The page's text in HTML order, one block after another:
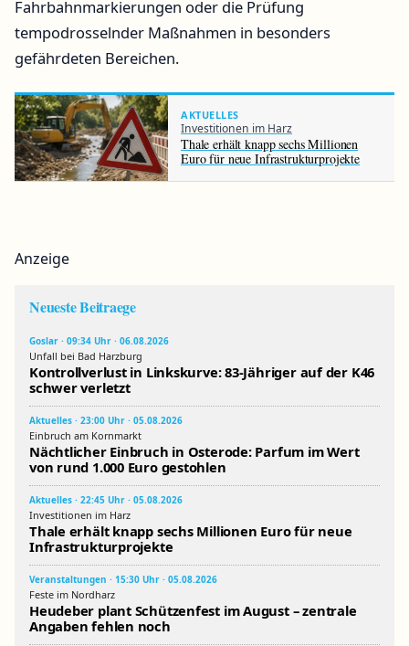
Fahrbahnmarkierungen oder die Prüfung
tempodrosselnder Maßnahmen in besonders
gefährdeten Bereichen.
AKTUELLES
Investitionen im Harz
Thale erhält knapp sechs Millionen
Euro für neue Infrastrukturprojekte
Anzeige
Neueste Beitraege
Goslar · 09:34 Uhr · 06.08.2026
Unfall bei Bad Harzburg
Kontrollverlust in Linkskurve: 83-Jähriger auf der K46
schwer verletzt
Aktuelles · 23:00 Uhr · 05.08.2026
Einbruch am Kornmarkt
Nächtlicher Einbruch in Osterode: Parfum im Wert
von rund 1.000 Euro gestohlen
Aktuelles · 22:45 Uhr · 05.08.2026
Investitionen im Harz
Thale erhält knapp sechs Millionen Euro für neue
Infrastrukturprojekte
Veranstaltungen · 15:30 Uhr · 05.08.2026
Feste im Nordharz
Heudeber plant Schützenfest im August – zentrale
Angaben fehlen noch